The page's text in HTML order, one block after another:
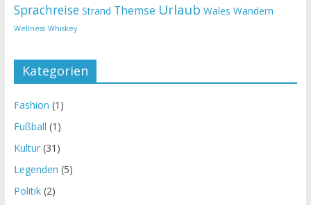
Sprachreise Strand Themse Urlaub Wales Wandern
Wellness Whiskey
Kategorien
Fashion (1)
Fußball (1)
Kultur(31)
Legenden (5)
Politik(2)